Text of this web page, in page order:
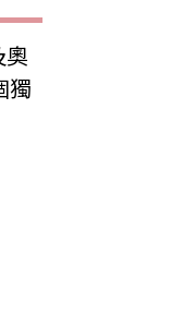
奧
獨